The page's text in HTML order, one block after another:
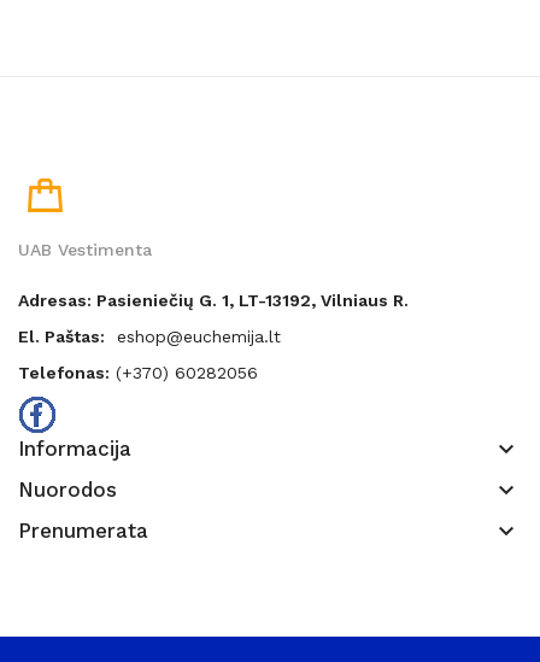
UAB Vestimenta
Adresas: Pasieniečių G. 1, LT-13192, Vilniaus R.
El. Paštas:
eshop@euchemija.lt
Telefonas: (+370) 60282056
Informacija keyboard_arrow_down
Nuorodos keyboard_arrow_down
Prenumerata keyboard_arrow_down